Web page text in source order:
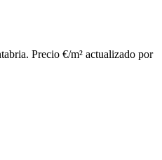
Precio €/m² actualizado por